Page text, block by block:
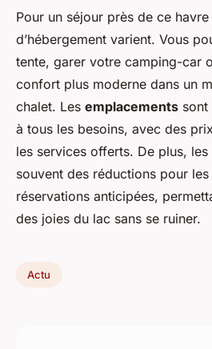
Pour un séjour près de ce
d’hébergement varient. Vous
tente, garer votre camping-car
confort plus moderne dans un
chalet. Les emplacements sont
à tous les besoins, avec des
les services offerts. De plus,
souvent des réductions pour
réservations anticipées,
des joies du lac sans se ruiner.
Actu